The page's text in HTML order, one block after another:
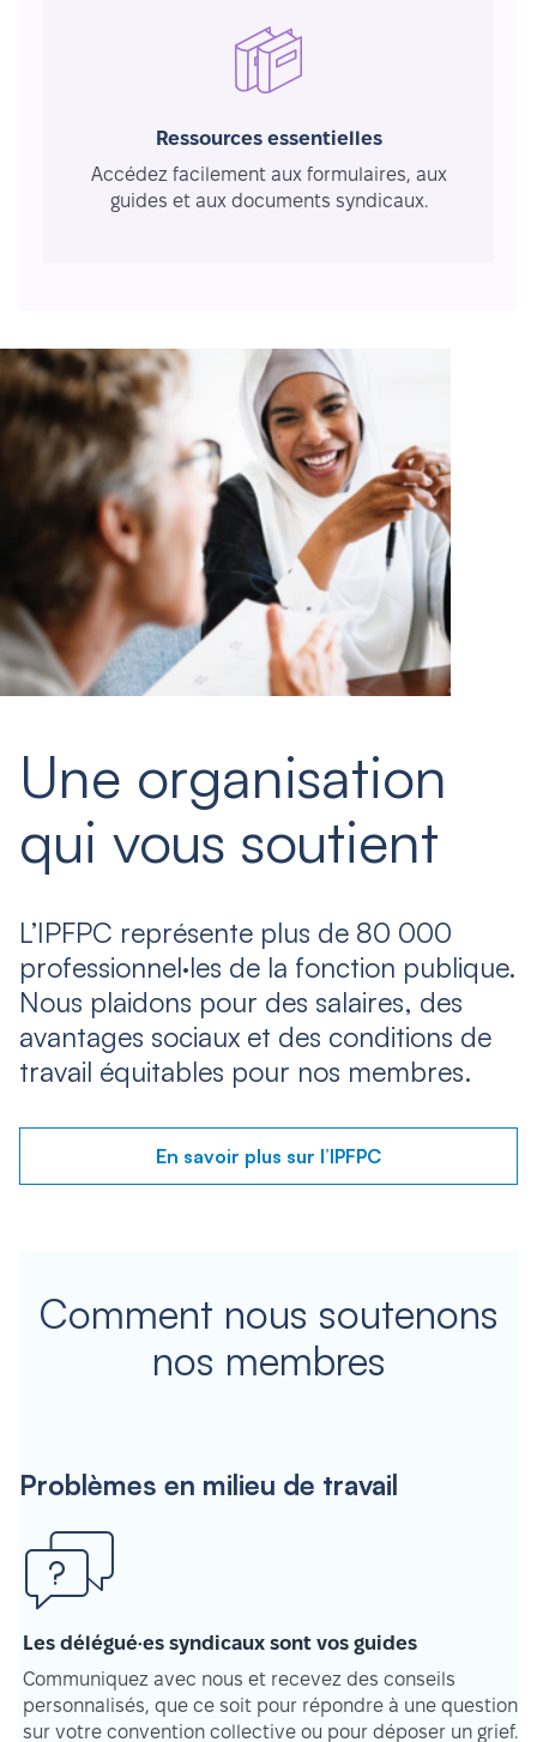
Ressources essentielles
Accédez facilement aux formulaires, aux
guides et aux documents syndicaux.
Une organisation
qui vous soutient
L’IPFPC représente plus de 80 000
professionnel·les de la fonction publique.
Nous plaidons pour des salaires, des
avantages sociaux et des conditions de
travail équitables pour nos membres.
En savoir plus sur l’IPFPC
Comment nous soutenons
nos membres
Problèmes en milieu de travail
Les délégué·es syndicaux sont vos guides
Communiquez avec nous et recevez des conseils
personnalisés, que ce soit pour répondre à une question
sur votre convention collective ou pour déposer un grief.